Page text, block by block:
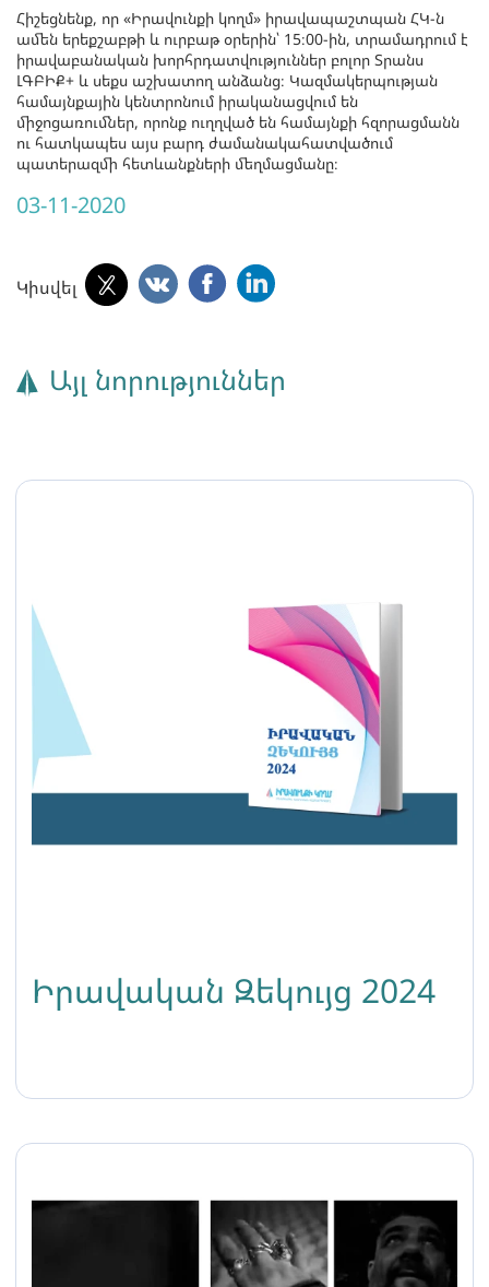
Հիշեցնենք, որ «Իրավունքի կողմ» իրավապաշտպան ՀԿ-ն
ամեն երեքշաբթի և ուրբաթ օրերին՝ 15։00-ին, տրամադրում է
իրավաբանական խորհրդատվություններ բոլոր Տրանս
ԼԳԲԻՔ+ և սեքս աշխատող անձանց։ Կազմակերպության
համայնքային կենտրոնում իրականացվում են
միջոցառումներ, որոնք ուղղված են համայնքի հզորացմանն
ու հատկապես այս բարդ ժամանակահատվածում
պատերազմի հետևանքների մեղմացմանը։
03-11-2020
Կիսվել
Այլ նորություններ
Իրավական Զեկույց 2024